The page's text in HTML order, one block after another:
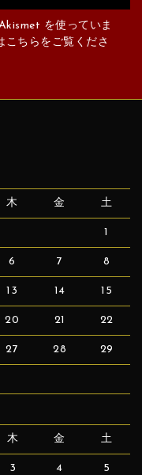
を使っていま
こちらをご覧くださ
木 金 土
1
6 7 8
13 14 15
20 21 22
27 28 29
木 金 土
3 4 5